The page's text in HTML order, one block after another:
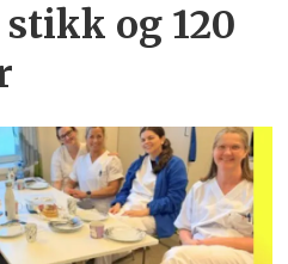
og 120